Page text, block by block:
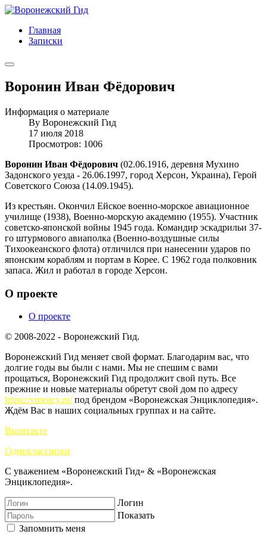
Главная
Записки
Воронин Иван Фёдорович
Информация о материале
By Воронежский Гид
17 июля 2018
Просмотров: 1006
Воронин Иван Фёдорович (02.06.1916, деревня Мухино
Задонского уезда - 26.06.1997, город Херсон, Украина), Герой
Советского Союза (14.09.1945).
Из крестьян. Окончил Ейское военно-морское авиационное
училище (1938), Военно-морскую академию (1955). Участник
советско-японской войны 1945 года. Командир эскадрильи 37-
го штурмового авиаполка (Военно-воздушные силы
Тихоокеанского флота) отличился при нанесении ударов по
японским кораблям и портам в Корее. С 1962 года полковник
запаса. Жил и работал в городе Херсон.
О проекте
О проекте
© 2008-2022 - Воронежский Гид.
Воронежский Гид меняет свой формат. Благодарим вас, что
долгие годы вы были с нами. Мы не спешим с вами
прощаться, Воронежский Гид продолжит свой путь. Все
прежние и новые материалы обретут свой дом по адресу
https://vrnency.ru/под брендом «Воронежская Энциклопедия».
Ждём Вас в наших социальных группах и на сайте.
Вконтакте
Одноклассники
С уважением «Воронежский Гид» & «Воронежская
Энциклопедия».
Логин
Показать
Запомнить меня